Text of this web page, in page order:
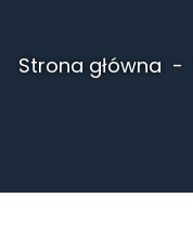
Strona główna